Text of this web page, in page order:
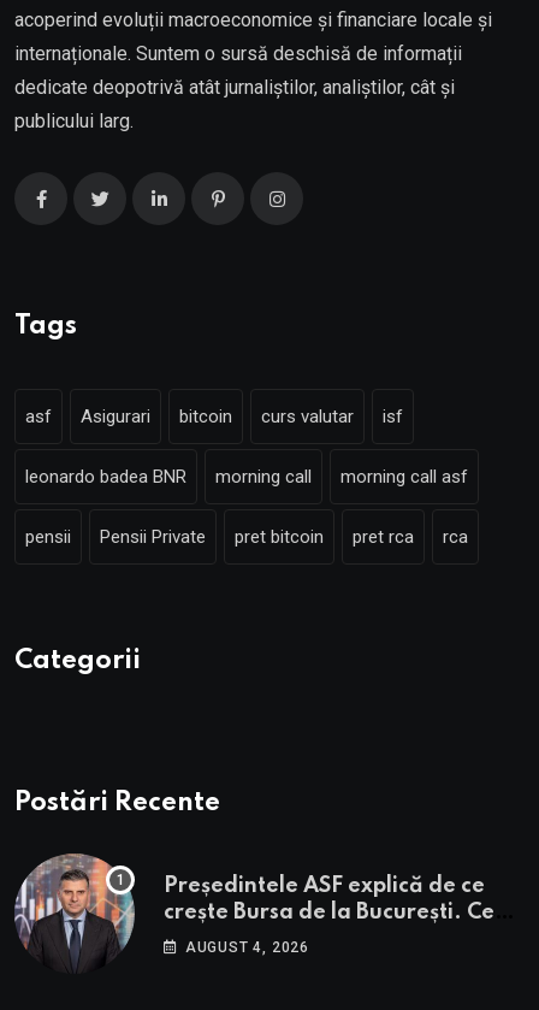
acoperind evoluții macroeconomice și financiare locale și
internaționale. Suntem o sursă deschisă de informații
dedicate deopotrivă atât jurnaliștilor, analiștilor, cât și
publicului larg.
Tags
asf Asigurari bitcoin curs valutar isf
leonardo badea BNR morning call morning call asf
pensii Pensii Private pret bitcoin pret rca rca
Categorii
Postări Recente
Președintele ASF explică de ce
crește Bursa de la București. Ce
urmează pentru BVB potrivit lui
AUGUST 4, 2026